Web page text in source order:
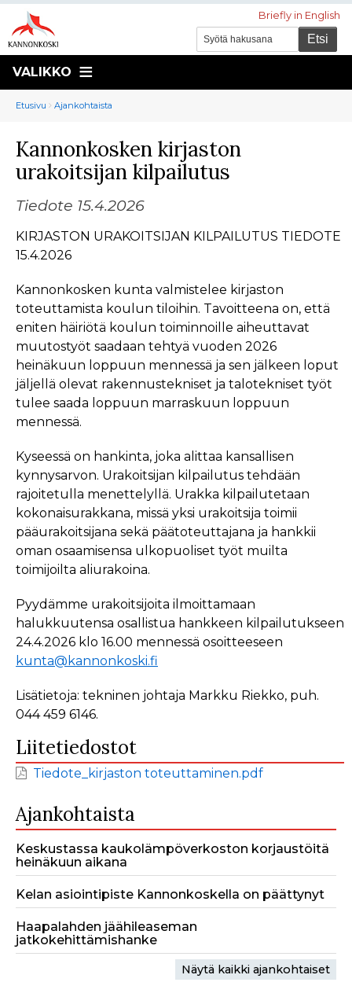
Briefly in English
VALIKKO
Murupolku
You
here:
Etusivu Ajankohtaista
Kannonkosken kirjaston
urakoitsijan kilpailutus
Tiedote 15.4.2026
KIRJASTON URAKOITSIJAN KILPAILUTUS TIEDOTE
15.4.2026
Kannonkosken kunta valmistelee kirjaston
toteuttamista koulun tiloihin. Tavoitteena on, että
eniten häiriötä koulun toiminnoille aiheuttavat
muutostyöt saadaan tehtyä vuoden 2026
heinäkuun loppuun mennessä ja sen jälkeen loput
jäljellä olevat rakennustekniset ja talotekniset työt
tulee saada loppuun marraskuun loppuun
mennessä.
Kyseessä on hankinta, joka alittaa kansallisen
kynnysarvon. Urakoitsijan kilpailutus tehdään
rajoitetulla menettelyllä. Urakka kilpailutetaan
kokonaisurakkana, missä yksi urakoitsija toimii
pääurakoitsijana sekä päätoteuttajana ja hankkii
oman osaamisensa ulkopuoliset työt muilta
toimijoilta aliurakoina.
Pyydämme urakoitsijoita ilmoittamaan
halukkuutensa osallistua hankkeen kilpailutukseen
24.4.2026 klo 16.00 mennessä osoitteeseen
kunta@kannonkoski.fi
Lisätietoja: tekninen johtaja Markku Riekko, puh.
044 459 6146.
Liitetiedostot
Tiedote_kirjaston toteuttaminen.pdf
Ajankohtaista
Keskustassa kaukolämpöverkoston korjaustöitä
heinäkuun aikana
Kelan asiointipiste Kannonkoskella on päättynyt
Haapalahden jäähileaseman
jatkokehittämishanke
Näytä kaikki ajankohtaiset